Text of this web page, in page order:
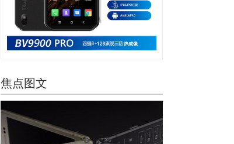
焦点图文